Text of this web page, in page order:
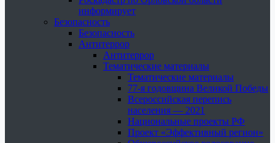
информирует
Безопасность
Безопасность
Антитеррор
Антитеррор
Тематические материалы
Тематические материалы
77-я годовщина Великой Победы
Всероссийская перепись
населения — 2021
Национальные проекты РФ
Проект «Эффективный регион»